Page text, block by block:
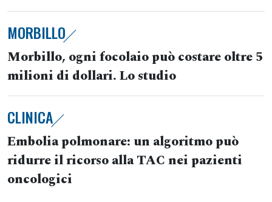
MORBILLO
Morbillo, ogni focolaio può costare oltre 5
milioni di dollari. Lo studio
CLINICA
Embolia polmonare: un algoritmo può
ridurre il ricorso alla TAC nei pazienti
oncologici